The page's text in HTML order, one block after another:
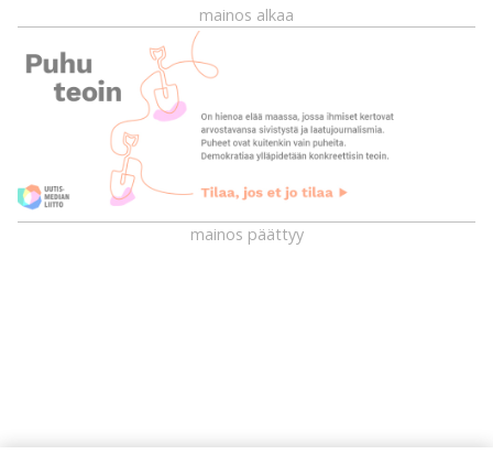
mainos alkaa
mainos päättyy